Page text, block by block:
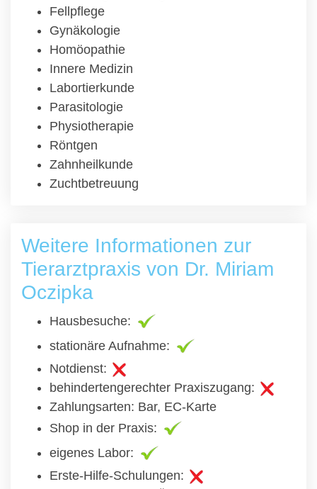
Fellpflege
Gynäkologie
Homöopathie
Innere Medizin
Labortierkunde
Parasitologie
Physiotherapie
Röntgen
Zahnheilkunde
Zuchtbetreuung
Weitere Informationen zur
Tierarztpraxis von Dr. Miriam
Oczipka
Hausbesuche:
stationäre Aufnahme:
Notdienst:
behindertengerechter Praxiszugang:
Zahlungsarten: Bar, EC-Karte
Shop in der Praxis:
eigenes Labor:
Erste-Hilfe-Schulungen: